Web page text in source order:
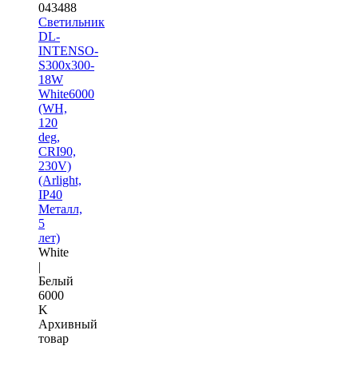
043488
Светильник
DL-
INTENSO-
S300x300-
18W
White6000
(WH,
120
deg,
CRI90,
230V)
(Arlight,
IP40
Металл,
5
лет)
White
|
Белый
6000
K
Архивный
товар